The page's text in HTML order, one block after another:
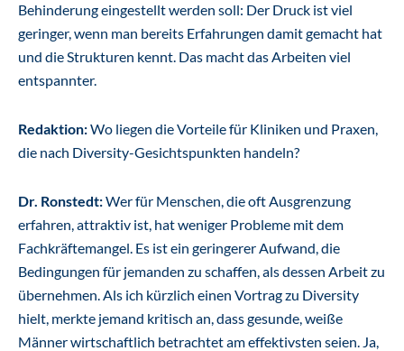
Behinderung eingestellt werden soll: Der Druck ist viel
geringer, wenn man bereits Erfahrungen damit gemacht hat
und die Strukturen kennt. Das macht das Arbeiten viel
entspannter.
Redaktion:Wo liegen die Vorteile für Kliniken und Praxen,
die nach Diversity-Gesichtspunkten handeln?
Dr. Ronstedt:Wer für Menschen, die oft Ausgrenzung
erfahren, attraktiv ist, hat weniger Probleme mit dem
Fachkräftemangel. Es ist ein geringerer Aufwand, die
Bedingungen für jemanden zu schaffen, als dessen Arbeit zu
übernehmen. Als ich kürzlich einen Vortrag zu Diversity
hielt, merkte jemand kritisch an, dass gesunde, weiße
Männer wirtschaftlich betrachtet am effektivsten seien. Ja,